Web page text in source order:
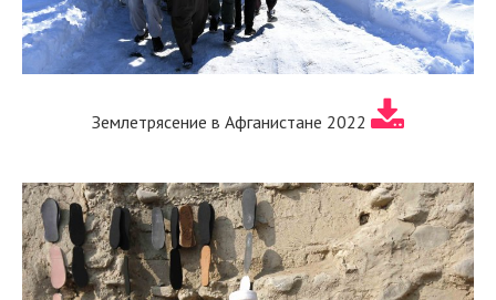
Землетрясение в Афганистане 2022